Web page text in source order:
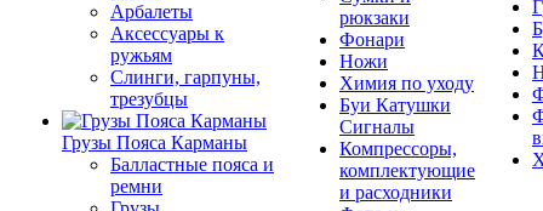
Арбалеты
Аксессуары к
ружьям
Слинги, гарпуны,
трезубцы
Грузы Пояса Карманы
Балластные пояса и
ремни
рюкзаки
Фонари
Ножи
Химия по уходу
Буи Катушки
Сигналы
Компрессоры,
комплектующие
и расходники